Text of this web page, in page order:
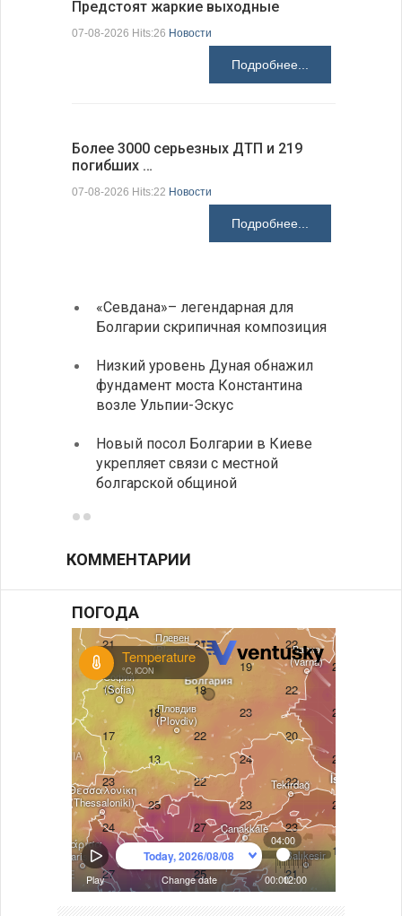
Предстоят жаркие выходные
07-08-2026 Hits:26 Новости
Подробнее...
Более 3000 серьезных ДТП и 219
погибших …
07-08-2026 Hits:22 Новости
Подробнее...
«Севдана»– легендарная для
Болгарии скрипичная композиция
Низкий уровень Дуная обнажил
фундамент моста Константина
возле Ульпии-Эскус
Новый посол Болгарии в Киеве
укрепляет связи с местной
болгарской общиной
КОММЕНТАРИИ
ПОГОДА